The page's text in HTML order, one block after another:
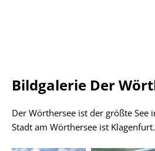
Bildgalerie Der
Der Wörthersee ist der größte See
Stadt am Wörthersee ist Klagenfurt.